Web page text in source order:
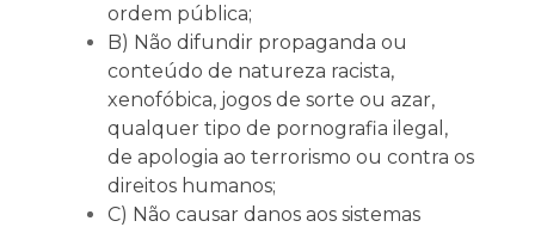
ordem pública;
B) Não difundir propaganda ou
conteúdo de natureza racista,
xenofóbica, jogos de sorte ou azar,
qualquer tipo de pornografia ilegal,
de apologia ao terrorismo ou contra os
direitos humanos;
C) Não causar danos aos sistemas